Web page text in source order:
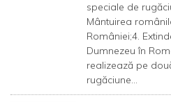
speciale de
Mântuirea
României;4.
Dumnezeu în
realizează pe
rugăciune...